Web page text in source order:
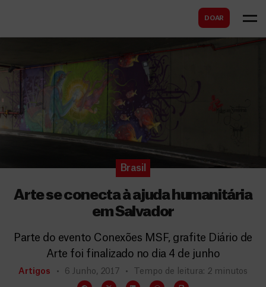
DOAR
a
r
Brasil
Arte se conecta à ajuda humanitária
em Salvador
Parte do evento Conexões MSF, grafite Diário de
Arte foi finalizado no dia 4 de junho
Artigos 6 Junho, 2017 Tempo de leitura: 2 minutos
c
r